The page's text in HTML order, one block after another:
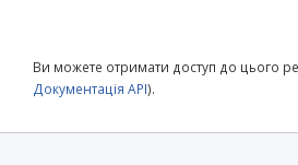
Ви можете отримати доступ до цього
Документація API).